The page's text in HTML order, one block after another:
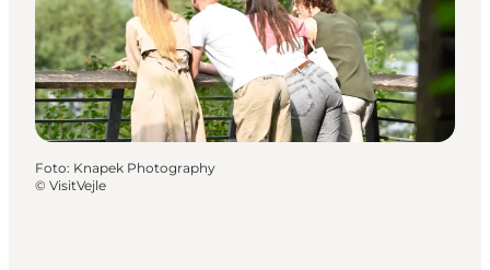
Foto: Knapek Photography
© VisitVejle